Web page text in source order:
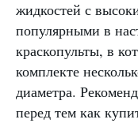
жидкостей с
популярными в
краскопульты, в
комплекте
диаметра.
перед тем как